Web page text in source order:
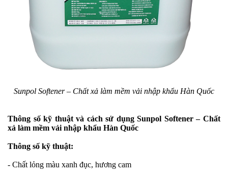
Sunpol Softener – Chất xả làm mềm vải nhập khẩu Hàn Quốc
Thông số kỹ thuật và cách sử dụng Sunpol Softener – Chất
xả làm mềm vải nhập khẩu Hàn Quốc
Thông số kỹ thuật:
- Chất lỏng màu xanh đục, hương cam